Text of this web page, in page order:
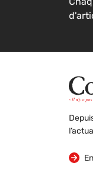
sur la